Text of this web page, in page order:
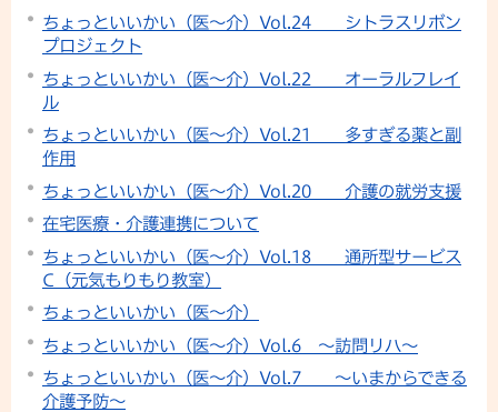
ちょっといいかい（医～介）Vol.24 シトラスリボン
プロジェクト
ちょっといいかい（医～介）Vol.22 オーラルフレイ
ル
ちょっといいかい（医～介）Vol.21 多すぎる薬と副
作用
ちょっといいかい（医～介）Vol.20 介護の就労支援
在宅医療・介護連携について
ちょっといいかい（医～介）Vol.18 通所型サービス
C（元気もりもり教室）
ちょっといいかい（医～介）
ちょっといいかい（医～介）Vol.6 ～訪問リハ～
ちょっといいかい（医～介）Vol.7 ～いまからできる
介護予防～